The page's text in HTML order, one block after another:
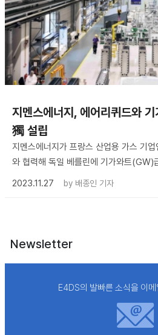
지멘스에너지, 에어리퀴드와
獨 설립
지멘스에너지가 프랑스 산업용 가스 기
와 협력해 독일 베를린에 기가와트(GW)
2023.11.27
by 배종인 기자
Newsletter
E4DS의 발빠른 소식을 이